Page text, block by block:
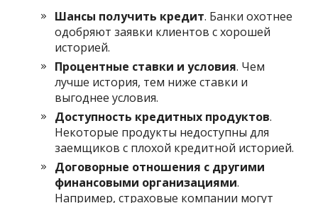
Шансы получить кредит. Банки охотнее
одобряют заявки клиентов с хорошей
историей.
Процентные ставки и условия. Чем
лучше история, тем ниже ставки и
выгоднее условия.
Доступность кредитных продуктов.
Некоторые продукты недоступны для
заемщиков с плохой кредитной историей.
Договорные отношения с другими
финансовыми организациями.
Например, страховые компании могут